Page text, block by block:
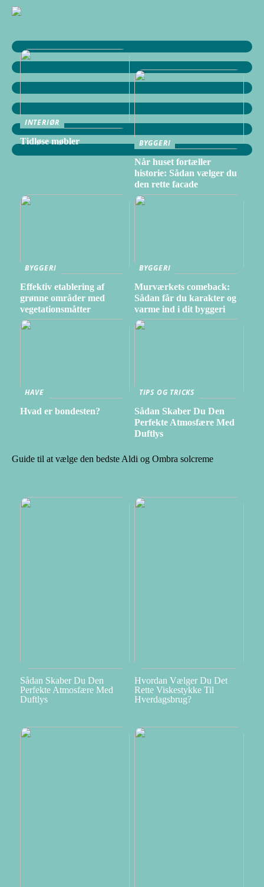
INTERIØR
Tidløse møbler
BYGGERI
Når huset fortæller
historie: Sådan vælger du
den rette facade
BYGGERI
Effektiv etablering af
grønne områder med
vegetationsmåtter
BYGGERI
Murværkets comeback:
Sådan får du karakter og
varme ind i dit byggeri
HAVE
Hvad er bondesten?
TIPS OG TRICKS
Sådan Skaber Du Den
Perfekte Atmosfære Med
Duftlys
Guide til at vælge den bedste Aldi og Ombra solcreme
Sådan Skaber Du Den
Perfekte Atmosfære Med
Duftlys
Hvordan Vælger Du Det
Rette Viskestykke Til
Hverdagsbrug?